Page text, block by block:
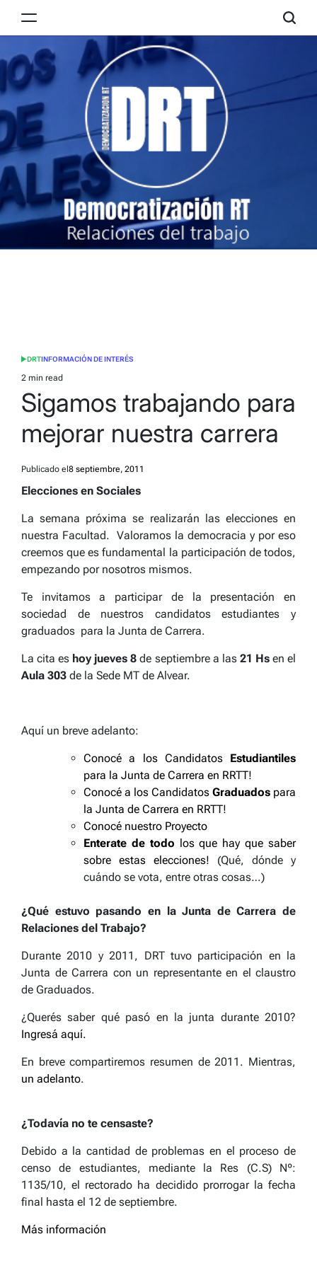
RT
POSTED
IN
DRTINFORMACIÓN DE INTERÉS
Estimated
read
time
2 min read
Sigamos trabajando para
mejorar nuestra carrera
Publicado el 8 septiembre, 2011
Elecciones en Sociales
La semana próxima se realizarán las elecciones en
nuestra Facultad. Valoramos la democracia y por eso
creemos que es fundamental la participación de todos,
empezando por nosotros mismos.
Te invitamos a participar de la presentación en
sociedad de nuestros candidatos estudiantes y
graduados para la Junta de Carrera.
La cita es hoy jueves 8 de septiembre a las 21 Hs en el
Aula 303 de la Sede MT de Alvear.
Aquí un breve adelanto:
Conocé a los Candidatos Estudiantiles
para la Junta de Carrera en RRTT!
Conocé a los Candidatos Graduados para
la Junta de Carrera en RRTT!
Conocé nuestro Proyecto
Enterate de todo los que hay que saber
sobre estas elecciones! (Qué, dónde y
cuándo se vota, entre otras cosas…)
¿Qué estuvo pasando en la Junta de Carrera de
Relaciones del Trabajo?
Durante 2010 y 2011, DRT tuvo participación en la
Junta de Carrera con un representante en el claustro
de Graduados.
¿Querés saber qué pasó en la junta durante 2010?
Ingresá aquí.
En breve compartiremos resumen de 2011. Mientras,
un adelanto.
¿Todavía no te censaste?
Debido a la cantidad de problemas en el proceso de
censo de estudiantes, mediante la Res (C.S) Nº:
1135/10, el rectorado ha decidido prorrogar la fecha
final hasta el 12 de septiembre.
Más información